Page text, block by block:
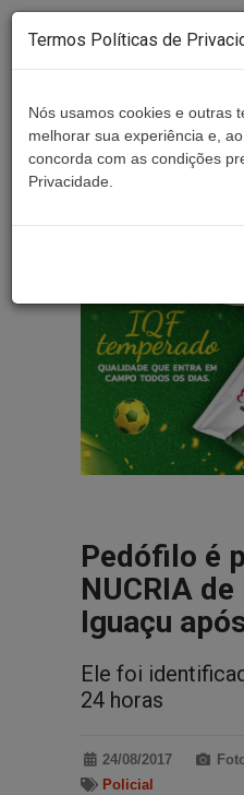
Pedófilo é
NUCRIA
Iguaçu
Ele foi
24 horas
24/08/2017
Policial
Termos Políticas de
Nós usamos cookies e outras
melhorar sua experiência e,
concorda com as condições
Privacidade.